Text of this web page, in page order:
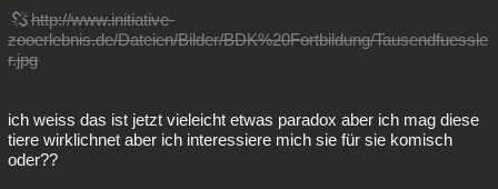
http://www.initiative-
zooerlebnis.de/Dateien/Bilder/BDK%20Fortbildung/Tausendfuessle
r.jpg
ich weiss das ist jetzt vieleicht etwas paradox aber ich mag diese
tiere wirklichnet aber ich interessiere mich sie für sie komisch
oder??